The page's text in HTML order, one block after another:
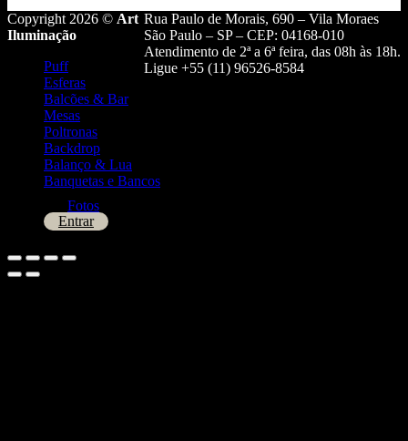
Rua Paulo de Morais, 690 – Vila Moraes
São Paulo – SP – CEP: 04168-010
Atendimento de 2ª a 6ª feira, das 08h às 18h.
Ligue +55 (11) 96526-8584
Copyright 2026 © Art
Iluminação
Puff
Esferas
Balcões & Bar
Mesas
Poltronas
Backdrop
Balanço & Lua
Banquetas e Bancos
Fotos
Entrar